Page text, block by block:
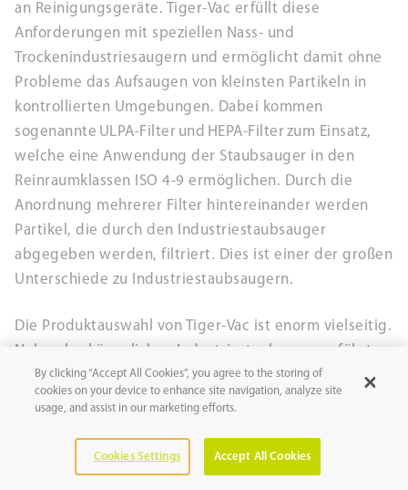
Kombisaugdüse #323311A
ZUM PRODUKT
MERKEN
an Reinigungsgeräte. Tiger-Vac erfüllt diese
Anforderungen mit speziellen Nass- und
Trockenindustriesaugern und ermöglicht damit ohne
Probleme das Aufsaugen von kleinsten Partikeln in
kontrollierten Umgebungen. Dabei kommen
sogenannte ULPA-Filter und HEPA-Filter zum Einsatz,
welche eine Anwendung der Staubsauger in den
Reinraumklassen ISO 4-9 ermöglichen. Durch die
Anordnung mehrerer Filter hintereinander werden
Partikel, die durch den Industriestaubsauger
abgegeben werden, filtriert. Dies ist einer der großen
Unterschiede zu Industriestaubsaugern.
Die Produktauswahl von Tiger-Vac ist enorm vielseitig.
Neben herkömmlichen Industriestaubsaugern führt
Tiger-Vac auch eine große Auswahl speziell für die
pharmazeutische Industrie sowie Staubsaugsysteme
dieser großen Produktauswahl versuchen wir Ihnen
passende Produkte mit möglichst kurzen Lieferzeiten
By clicking “Accept All Cookies”, you agree to the storing of
cookies on your device to enhance site navigation, analyze site
usage, and assist in our marketing efforts.
Cookies Settings Accept All Cookies